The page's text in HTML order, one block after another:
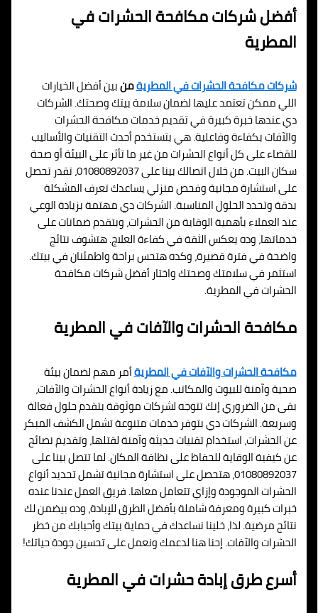
أفضل شركات مكافحة الحشرات في
المطرية
شركات مكافحة الحشرات في المطريةمنبين أفضل الخيارات
اللي ممكن تعتمد عليها لضمان سلامة بيتك وصحتك. الشركات
دي عندها خبرة كبيرة في تقديم خدمات مكافحة الحشرات
والآفات بكفاءة وفاعلية. هي بتستخدم أحدث التقنيات والأساليب
للقضاء على كل أنواع الحشرات من غير ما تأثر على البيئة أو صحة
سكان البيت. من خلال اتصالك بينا على 01080892037، تقدر تحصل
على استشارة مجانية وفحص منزلي يساعدك تعرف المشكلة
بدقة وتحدد الحلول المناسبة. الشركات دي مهتمة بزيادة الوعي
عند العملاء بأهمية الوقاية من الحشرات، وبتقدم ضمانات على
خدماتها، وده يعكس الثقة في كفاءة العلاج. هتشوف نتائج
واضحة في فترة قصيرة، وكده هتحس براحة واطمئنان في بيتك.
استثمر في سلامتك وصحتك واختار أفضل شركات مكافحة
الحشرات في المطرية.
مكافحة الحشرات والآفات في المطرية
مكافحة الحشرات والآفات في المطريةأمر مهم لضمان بيئة
صحية وآمنة للبيوت والمكاتب. مع زيادة أنواع الحشرات والآفات،
بقى من الضروري إنك تتوجه لشركات موثوقة بتقدم حلول فعالة
وسريعة. الشركات دي بتوفر خدمات متنوعة تشمل الكشف المبكر
عن الحشرات، استخدام تقنيات حديثة وآمنة لقتلها، وتقديم نصائح
عن كيفية الوقاية للحفاظ على نظافة المكان. لما تتصل بينا على
01080892037، هتحصل على استشارة مجانية تشمل تحديد أنواع
الحشرات الموجودة وإزاي تتعامل معاها. فريق العمل عندنا عنده
خبرات كبيرة ومعرفة شاملة بأفضل الطرق للإبادة، وده بيضمن لك
نتائج مرضية. لذا، خلينا نساعدك في حماية بيتك وأحبابك من خطر
الحشرات والآفات. إحنا هنا لدعمك ونعمل على تحسين جودة حياتك!
أسرع طرق إبادة حشرات في المطرية